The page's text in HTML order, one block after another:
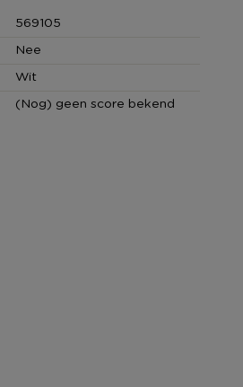
569105
Nee
Wit
(Nog) geen score bekend